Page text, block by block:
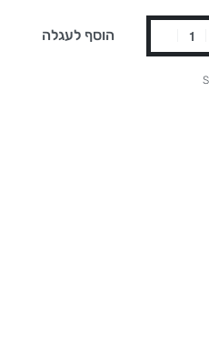
הוסף לעגלה